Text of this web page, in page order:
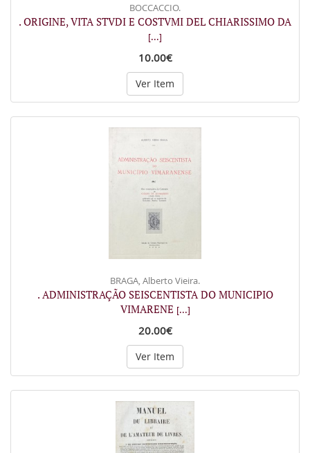
BOCCACCIO.
. ORIGINE, VITA STVDI E COSTVMI DEL CHIARISSIMO DA
[...]
10.00€
Ver Item
BRAGA, Alberto Vieira.
. ADMINISTRAÇÃO SEISCENTISTA DO MUNICIPIO
VIMARENE [...]
20.00€
Ver Item